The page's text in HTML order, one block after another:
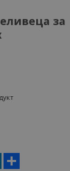
за
LinkedIn